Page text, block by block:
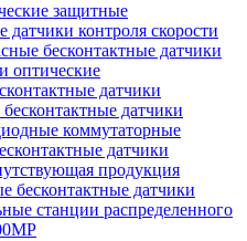
защитные
датчики контроля скорости
бесконтактные датчики
оптические
датчики
датчики
коммутаторные
датчики
продукция
бесконтактные датчики
станции распределенного